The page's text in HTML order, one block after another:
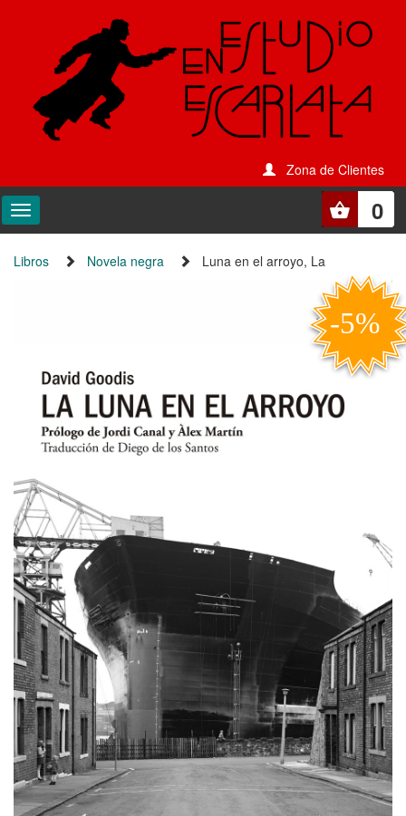
Zona de Clientes
0
Libros Novela negra Luna en el arroyo, La